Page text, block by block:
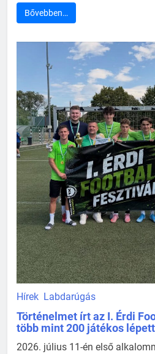
Bővebben…
Hírek Labdarúgás
Történelmet írt az I. Érdi
több mint 200 játékos
2026. július 11-én első